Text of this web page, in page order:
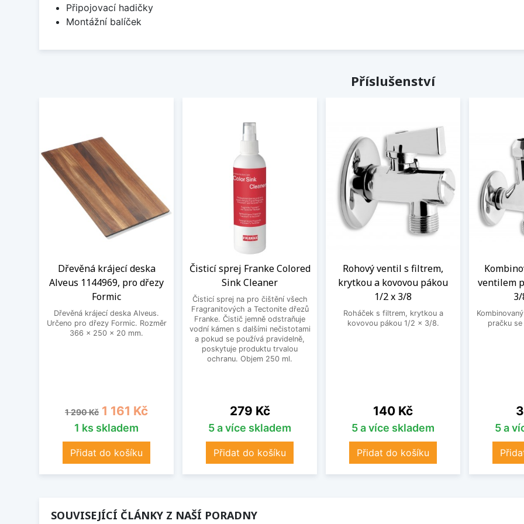
Připojovací hadičky
Montážní balíček
Příslušenství
Dřevěná krájecí deska
Alveus 1144969, pro dřezy
Formic
Dřevěná krájecí deska Alveus.
Určeno pro dřezy Formic. Rozměr
366 x 250 x 20 mm.
Běžná cena
1 290 Kč Cena
1 161 Kč
1 ks skladem
Přidat do košíku
Čisticí sprej Franke Colored
Sink Cleaner
Čisticí sprej na pro čištění všech
Fragranitových a Tectonite dřezů
Franke. Čistič jemně odstraňuje
vodní kámen s dalšími nečistotami
a pokud se používá pravidelně,
poskytuje produktu trvalou
ochranu. Objem 250 ml.
Cena
279 Kč
5 a více skladem
Přidat do košíku
Rohový ventil s filtrem,
krytkou a kovovou pákou
1/2 x 3/8
Roháček s filtrem, krytkou a
kovovou pákou 1/2 x 3/8.
Cena
140 Kč
5 a více skladem
Přidat do košíku
ventilem
pračku
5 a
SOUVISEJÍCÍ ČLÁNKY Z NAŠÍ PORADNY